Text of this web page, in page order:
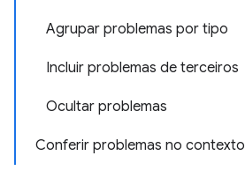
Agrupar problemas por tipo
Incluir problemas de terceiros
Ocultar problemas
Conferir problemas no contexto